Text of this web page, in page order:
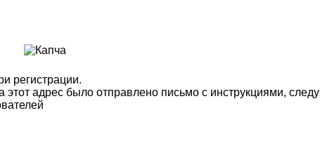
регистрации.
адрес было отправлено письмо с инструкциями,